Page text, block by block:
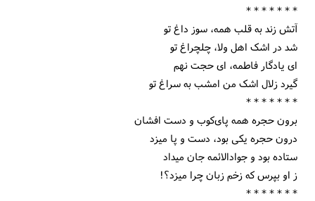
* * * * * * *
آتش زند به قلب همه، سوز داغ تو
شد در اشک اهل ولا، چلچراغ تو
اى یادگار فاطمه، اى حجت نهم
گیرد زلال اشک من امشب به سراغ تو
* * * * * * *
برون حجره همه پای‌کوب و دست افشان
درون حجره یکی بود، دست و پا میزد
ستاده بود و جوادالائمه جان میداد
ز او بپرس که زخم زبان چرا میزد؟!
* * * * * * *